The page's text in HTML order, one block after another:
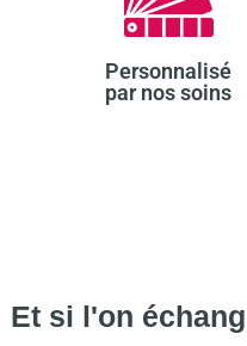
Personnalisé
par nos soins​
Et si l'on